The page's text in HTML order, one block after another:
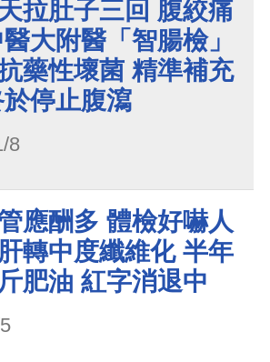
拉肚子三回 腹絞痛
大附醫「智腸檢」
藥性壞菌 精準補充
停止腹瀉
8
應酬多 體檢好嚇人
轉中度纖維化 半年
肥油 紅字消退中